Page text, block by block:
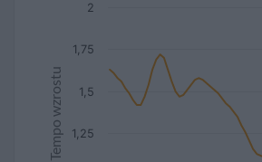
Tempo wzrostu 1,25
1,5
1,75
2